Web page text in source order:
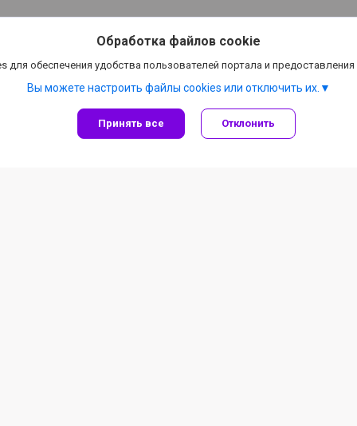
Обработка файлов cookie
обеспечения удобства пользователей портала и
Вы можете настроить файлы cookies или отключить их.
Принять все Отклонить